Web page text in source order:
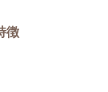
徴